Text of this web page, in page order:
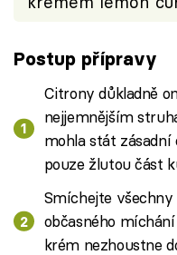
Postup přípravy
Citrony důkladně
nejjemnějším
mohla stát zásadní
pouze žlutou část
Smíchejte všechny
občasného
krém nezhoustne